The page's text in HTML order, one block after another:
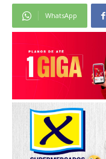
WhatsApp